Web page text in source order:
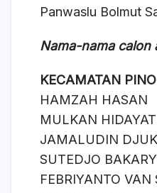
Panwaslu Bolmut
Nama-nama calon
KECAMATAN
HAMZAH HASAN
MULKAN
JAMALUDIN
SUTEDJO BAKARY
FEBRIYANTO VAN